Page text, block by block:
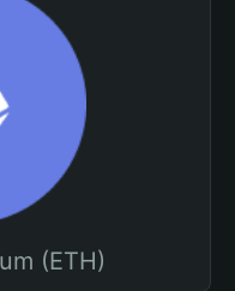
(ETH)